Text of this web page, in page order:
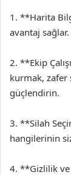
1. **Harita
avantaj
2. **Ekip
kurmak, zafer
güçlendirin.
3. **Silah
hangilerinin
4. **Gizlilik ve